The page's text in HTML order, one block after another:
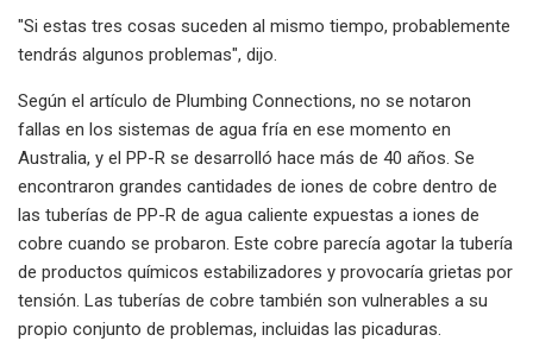
"Si estas tres cosas suceden al mismo tiempo, probablemente
tendrás algunos problemas", dijo.
Según el artículo de Plumbing Connections, no se notaron
fallas en los sistemas de agua fría en ese momento en
Australia, y el PP-R se desarrolló hace más de 40 años. Se
encontraron grandes cantidades de iones de cobre dentro de
las tuberías de PP-R de agua caliente expuestas a iones de
cobre cuando se probaron. Este cobre parecía agotar la tubería
de productos químicos estabilizadores y provocaría grietas por
tensión. Las tuberías de cobre también son vulnerables a su
propio conjunto de problemas, incluidas las picaduras.